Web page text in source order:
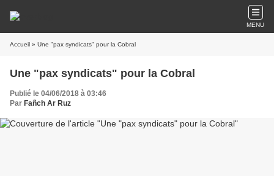
MENU
Accueil » Une "pax syndicats" pour la Cobral
Une "pax syndicats" pour la Cobral
Publié le 04/06/2018 à 03:46
Par Fañch Ar Ruz